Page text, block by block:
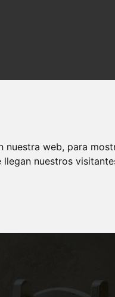
web, para
nuestros